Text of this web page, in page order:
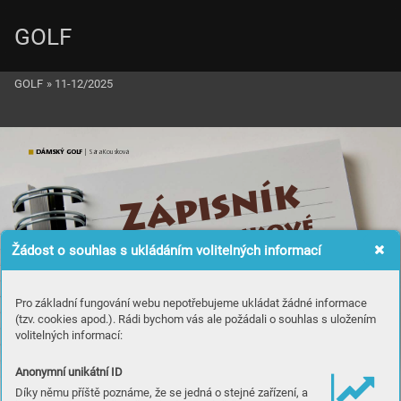
Žádost o souhlas s ukládáním volitelných informací
Pro základní fungování webu nepotřebujeme ukládat žádné informace
(tzv. cookies apod.). Rádi bychom vás ale požádali o souhlas s uložením
volitelných informací:
Anonymní unikátní ID
Díky němu příště poznáme, že se jedná o stejné zařízení, a
Zápisník
Sáry K ouskové
sčesk
krv
DÁMSKÝ GOLF | S ára Kousková
GOLF
GOLF » 11-12/2025